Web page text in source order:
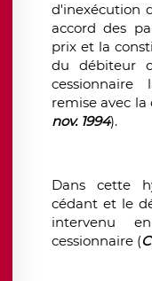
d'inexécution
accord des
prix et la
du débiteur
remise avec la
nov. 1994).
Dans cette
cédant et le
intervenu
cessionnaire (